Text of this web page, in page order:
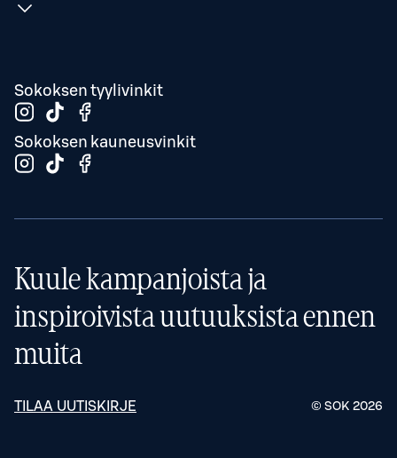
Sokoksen tyylivinkit
Sokoksen kauneusvinkit
Kuule kampanjoista ja
inspiroivista uutuuksista ennen
muita
TILAA UUTISKIRJE © SOK 2026